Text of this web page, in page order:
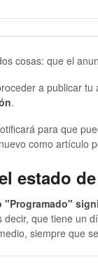
cosas: que el
a publicar tu
.
para que
como artículo
estado
"Programado"
decir, que tiene un
siempre que